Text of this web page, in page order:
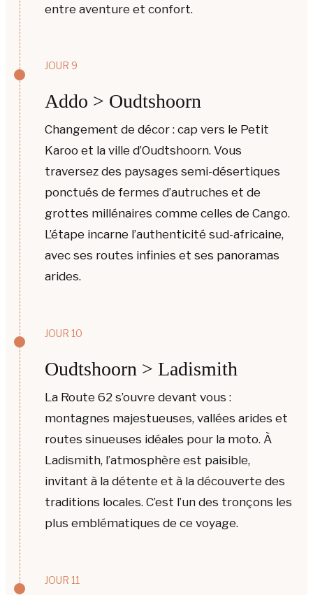
entre aventure et confort.
JOUR 9
Addo > Oudtshoorn
Changement de décor : cap vers le Petit
Karoo et la ville d’Oudtshoorn. Vous
traversez des paysages semi-désertiques
ponctués de fermes d’autruches et de
grottes millénaires comme celles de Cango.
L’étape incarne l’authenticité sud-africaine,
avec ses routes infinies et ses panoramas
arides.
JOUR 10
Oudtshoorn > Ladismith
La Route 62 s’ouvre devant vous :
montagnes majestueuses, vallées arides et
routes sinueuses idéales pour la moto. À
Ladismith, l’atmosphère est paisible,
invitant à la détente et à la découverte des
traditions locales. C’est l’un des tronçons les
plus emblématiques de ce voyage.
JOUR 11